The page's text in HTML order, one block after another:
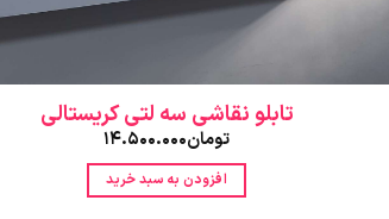
تابلو نقاشی سه لتی کریستالی
تومان14.500.000
افزودن به سبد خرید